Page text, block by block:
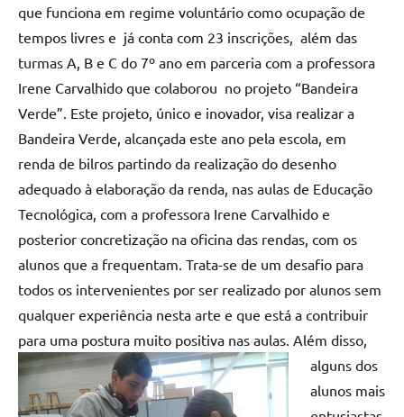
que funciona em regime voluntário como ocupação de
tempos livres e já conta com 23 inscrições, além das
turmas A, B e C do 7º ano em parceria com a professora
Irene Carvalhido que colaborou no projeto “Bandeira
Verde”. Este projeto, único e inovador, visa realizar a
Bandeira Verde, alcançada este ano pela escola, em
renda de bilros partindo da realização do desenho
adequado à elaboração da renda, nas aulas de Educação
Tecnológica, com a professora Irene Carvalhido e
posterior concretização na oficina das rendas, com os
alunos que a frequentam. Trata-se de um desafio para
todos os intervenientes por ser realizado por alunos sem
qualquer experiência nesta arte e que está a contribuir
para uma postura muito positiva nas aulas. Além disso,
alguns dos
alunos mais